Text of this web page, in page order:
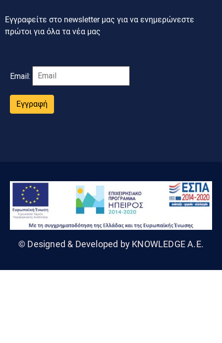
Εγγραφείτε στο newsletter μας για να ενημερώνεστε
πρώτοι για όλα τα νέα μας
Email:
Εγγραφή
© Designed & Developed by KNOWLEDGE A.E.